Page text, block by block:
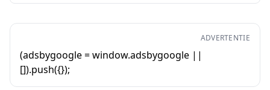
ADVERTENTIE
(adsbygoogle = window.adsbygoogle ||
[]).push({});